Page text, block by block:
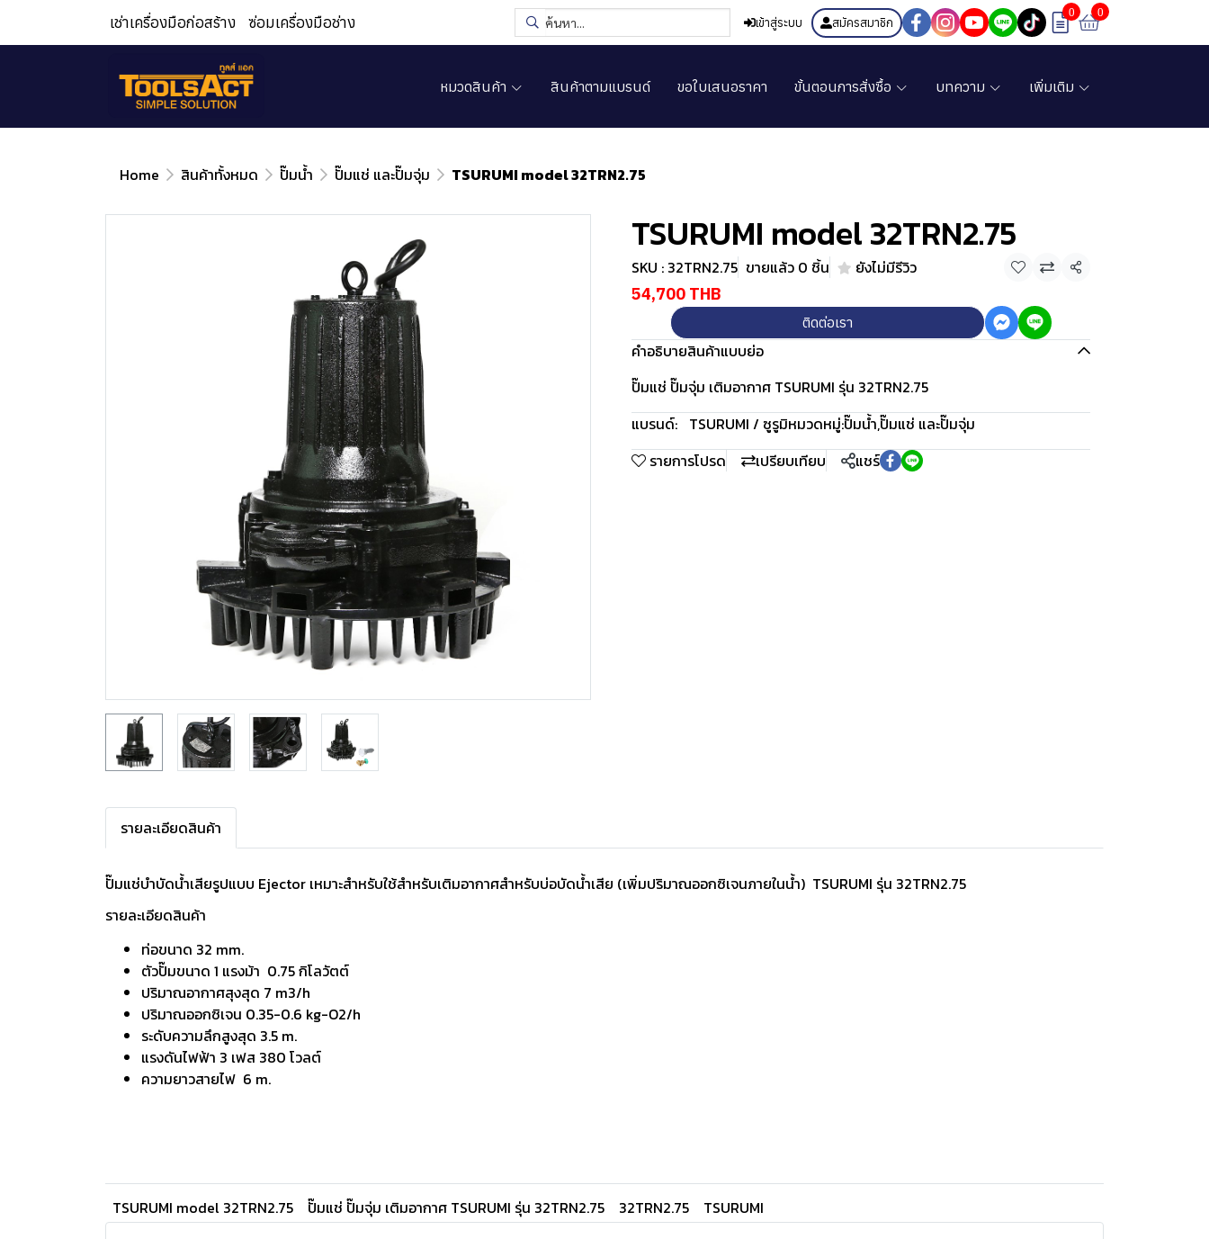
เช่าเครื่องมือก่อสร้าง ซ่อมเครื่องมือช่าง เข้าสู่ระบบ สมัครสมาชิก
0 0
หมวดสินค้า สินค้าตามแบรนด์ ขอใบเสนอราคา ขั้นตอนการสั่งซื้อ บทความ เพิ่มเติม
Home สินค้าทั้งหมด ปั๊มน้ำ ปั๊มแช่ และปั๊มจุ่ม TSURUMI model 32TRN2.75
TSURUMI model 32TRN2.75
SKU : 32TRN2.75 ขายแล้ว 0 ชิ้น ยังไม่มีรีวิว แชร์
54,700 THB
ติดต่อเรา
คำอธิบายสินค้าแบบย่อ
ปั๊มแช่ ปั๊มจุ่ม เติมอากาศ TSURUMI รุ่น 32TRN2.75
แบรนด์: TSURUMI / ซูรูมิหมวดหมู่:ปั๊มน้ำ,ปั๊มแช่ และปั๊มจุ่ม
รายการโปรด
เปรียบเทียบ แชร์
รายละเอียดสินค้า
ปั๊มแช่บำบัดนํ้าเสียรูปแบบ Ejector เหมาะสำหรับใช้สำหรับเติมอากาศสำหรับบ่อบัดนํ้าเสีย (เพิ่มปริมาณออกซิเจนภายในนํ้า) TSURUMI รุ่น 32TRN2.75
รายละเอียดสินค้า
ท่อขนาด 32 mm.
ตัวปั๊มขนาด 1 แรงม้า 0.75 กิโลวัตต์
ปริมาณอากาศสุงสุด 7 m3/h
ปริมาณออกซิเจน 0.35-0.6 kg-O2/h
ระดับความลึกสูงสุด 3.5 m.
แรงดันไฟฟ้า 3 เฟส 380 โวลต์
ความยาวสายไฟ 6 m.
TSURUMI model 32TRN2.75 ปั๊มแช่ ปั๊มจุ่ม เติมอากาศ TSURUMI รุ่น 32TRN2.75 32TRN2.75 TSURUMI